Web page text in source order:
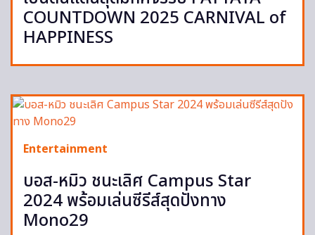
COUNTDOWN 2025 CARNIVAL of
HAPPINESS
Entertainment
บอส-หมิว ชนะเลิศ Campus Star
2024 พร้อมเล่นซีรีส์สุดปังทาง
Mono29